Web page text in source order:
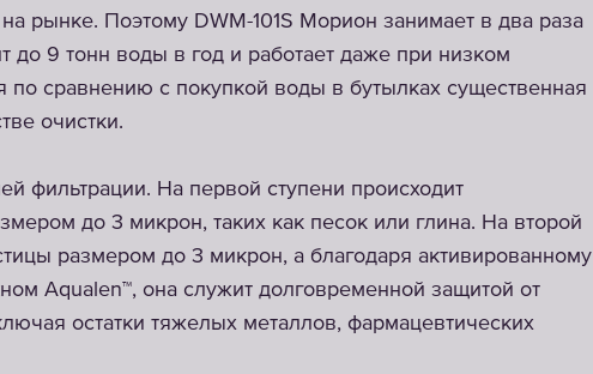
рынке. Поэтому DWM-101S Морион занимает в два раза
до 9 тонн воды в год и работает даже при низком
сравнению с покупкой воды в бутылках существенная
очистки.
фильтрации. На первой ступени происходит
до 3 микрон, таких как песок или глина. На второй
размером до 3 микрон, а благодаря активированному
Aqualen™, она служит долговременной защитой от
остатки тяжелых металлов, фармацевтических